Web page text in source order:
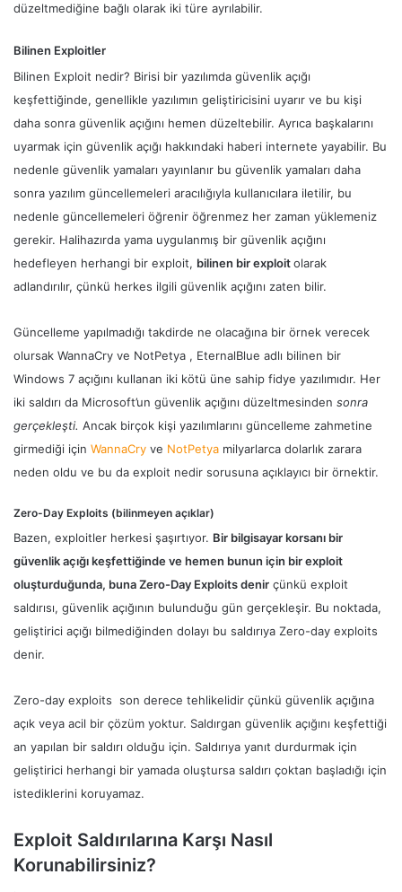
düzeltmediğine bağlı olarak iki türe ayrılabilir.
Bilinen Exploitler
Bilinen Exploit nedir? Birisi bir yazılımda güvenlik açığı
keşfettiğinde, genellikle yazılımın geliştiricisini uyarır ve bu kişi
daha sonra güvenlik açığını hemen düzeltebilir. Ayrıca başkalarını
uyarmak için güvenlik açığı hakkındaki haberi internete yayabilir. Bu
nedenle güvenlik yamaları yayınlanır bu güvenlik yamaları daha
sonra yazılım güncellemeleri aracılığıyla kullanıcılara iletilir, bu
nedenle güncellemeleri öğrenir öğrenmez her zaman yüklemeniz
gerekir. Halihazırda yama uygulanmış bir güvenlik açığını
hedefleyen herhangi bir exploit, bilinen bir exploitolarak
adlandırılır, çünkü herkes ilgili güvenlik açığını zaten bilir.
Güncelleme yapılmadığı takdirde ne olacağına bir örnek verecek
olursak WannaCry ve NotPetya , EternalBlue adlı bilinen bir
Windows 7 açığını kullanan iki kötü üne sahip fidye yazılımıdır. Her
iki saldırı da Microsoft’un güvenlik açığını düzeltmesinden sonra
gerçekleşti. Ancak birçok kişi yazılımlarını güncelleme zahmetine
girmediği için WannaCry ve NotPetya milyarlarca dolarlık zarara
neden oldu ve bu da exploit nedir sorusuna açıklayıcı bir örnektir.
Zero-Day Exploits (bilinmeyen açıklar)
Bazen, exploitler herkesi şaşırtıyor. Bir bilgisayar korsanı bir
güvenlik açığı keşfettiğinde ve hemen bunun için bir exploit
oluşturduğunda, buna Zero-Day Exploits denir çünkü exploit
saldırısı, güvenlik açığının bulunduğu gün gerçekleşir. Bu noktada,
geliştirici açığı bilmediğinden dolayı bu saldırıya Zero-day exploits
denir.
Zero-day exploits son derece tehlikelidir çünkü güvenlik açığına
açık veya acil bir çözüm yoktur. Saldırgan güvenlik açığını keşfettiği
an yapılan bir saldırı olduğu için. Saldırıya yanıt durdurmak için
geliştirici herhangi bir yamada oluştursa saldırı çoktan başladığı için
istediklerini koruyamaz.
Exploit Saldırılarına Karşı Nasıl
Korunabilirsiniz?